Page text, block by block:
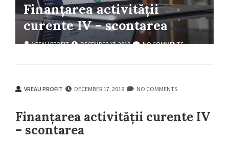
Finanțarea activității
curente IV – scontarea
VREAU PROFIT DECEMBER 17, 2019 NO COMMENTS
VREAU PROFIT DECEMBER 17, 2019 NO COMMENTS
Finanțarea activității curente IV
– scontarea